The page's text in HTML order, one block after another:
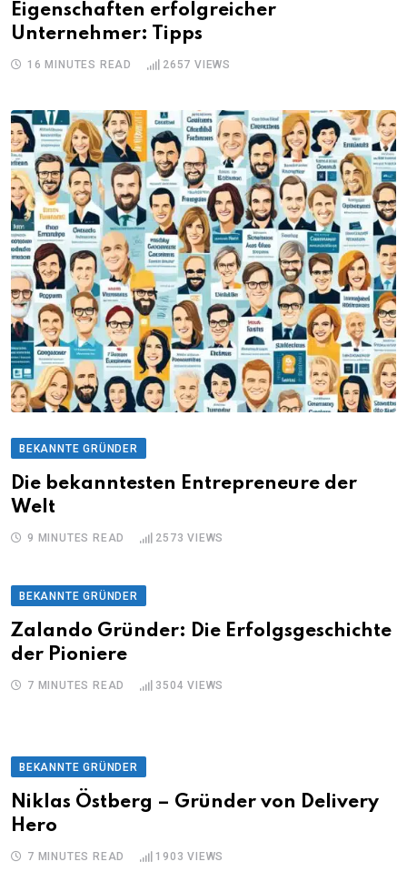
Eigenschaften erfolgreicher
Unternehmer: Tipps
16 MINUTES READ 2657 VIEWS
BEKANNTE GRÜNDER
Die bekanntesten Entrepreneure der
Welt
9 MINUTES READ 2573 VIEWS
BEKANNTE GRÜNDER
Zalando Gründer: Die Erfolgsgeschichte
der Pioniere
7 MINUTES READ 3504 VIEWS
BEKANNTE GRÜNDER
Niklas Östberg – Gründer von Delivery
Hero
7 MINUTES READ 1903 VIEWS